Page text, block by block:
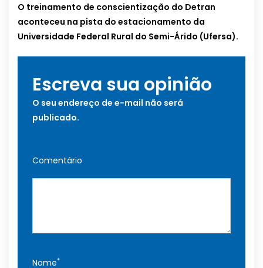
O treinamento de conscientização do Detran
aconteceu na pista do estacionamento da
Universidade Federal Rural do Semi-Árido (Ufersa).
Escreva sua opinião
O seu endereço de e-mail não será
publicado.
Comentário
Nome*